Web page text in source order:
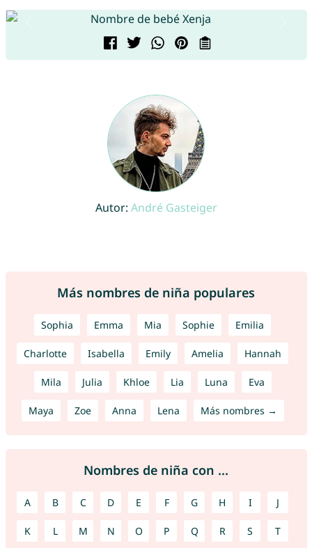
Autor: André Gasteiger
Más nombres de niña populares
Sophia Emma Mia Sophie Emilia
Charlotte Isabella Emily Amelia Hannah
Mila Julia Khloe Lia Luna Eva
Maya Zoe Anna Lena Más nombres →
Nombres de niña con ...
A B C D E F G H I J
K L M N O P Q R S T